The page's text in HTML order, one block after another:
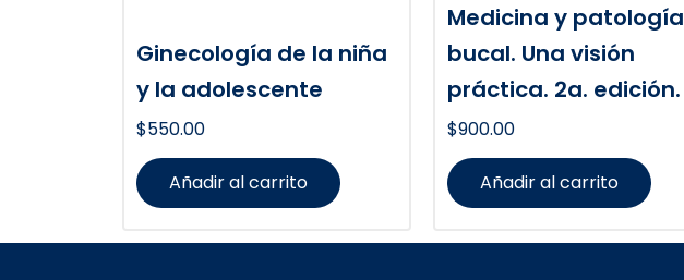
Ginecología de la niña
y la adolescente
$550.00
Añadir al carrito
Medicina y patología
bucal. Una visión
práctica. 2a. edición.
$900.00
Añadir al carrito